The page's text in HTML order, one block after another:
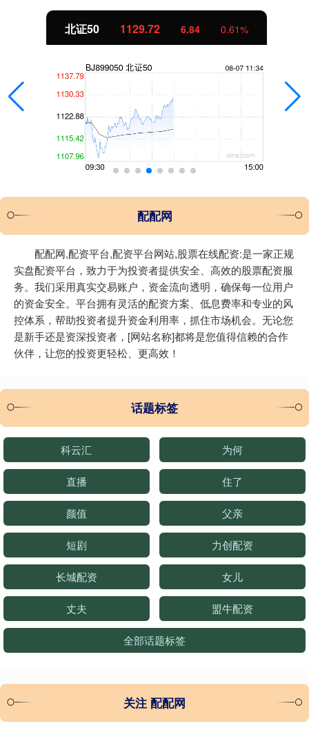
北证50 1129.72 6.84 0.61%
配配网
配配网,配资平台,配资平台网站,股票在线配资:是一家正规
实盘配资平台，致力于为投资者提供安全、高效的股票配资服
务。我们采用真实交易账户，资金流向透明，确保每一位用户
的资金安全。平台拥有灵活的配资方案、低息费率和专业的风
控体系，帮助投资者提升资金利用率，抓住市场机会。无论您
是新手还是资深投资者，[网站名称]都将是您值得信赖的合作
伙伴，让您的投资更轻松、更高效！
话题标签
科云汇 为何
直播 住了
颜值 父亲
短剧 力创配资
长城配资 女儿
丈夫 盟牛配资
全部话题标签
关注 配配网